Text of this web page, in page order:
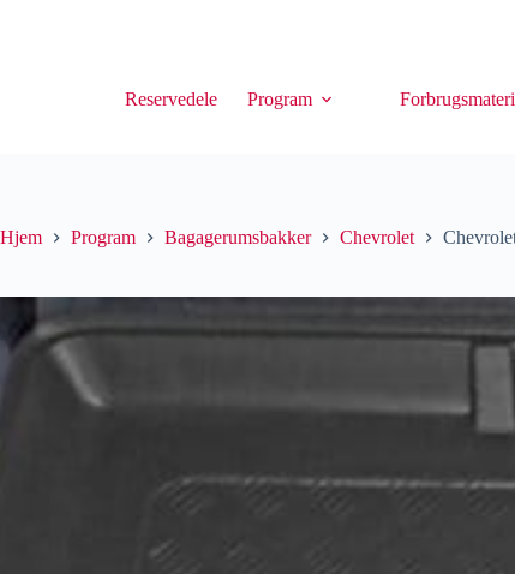
Reservedele Program
Hjem Program Bagagerumsbakker Chevrolet